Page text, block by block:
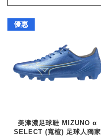
優惠
美津濃足球鞋 MIZUNO α
SELECT (寬楦) 足球人獨家